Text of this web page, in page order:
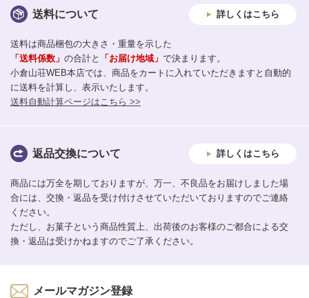
送料について 詳しくはこちら
送料は商品梱包の大きさ・重量を示した
「送料係数」 の合計と 「お届け地域」 で決まります。
小倉山荘WEB本店では、商品をカートに入れていただきますと自動的
に送料を計算し、表示いたします。
送料自動計算ページはこちら >>
返品交換について 詳しくはこちら
商品には万全を期しておりますが、万一、不良品をお届けしました場
合には、交換・返品を受け付けさせていただいておりますのでご連絡
ください。
ただし、お菓子という商品性質上、出荷後のお客様のご都合による交
換・返品は受けかねますのでご了承ください。
メールマガジン登録